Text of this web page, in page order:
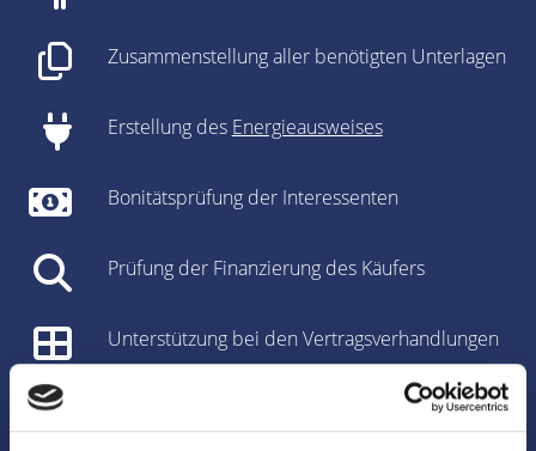
Zusammenstellung aller benötigten Unterlagen
Erstellung des Energieausweises
Bonitätsprüfung der Interessenten
Prüfung der Finanzierung des Käufers
Unterstützung bei den Vertragsverhandlungen
Vorbereitung des Kaufvertrages/Mietvertrages